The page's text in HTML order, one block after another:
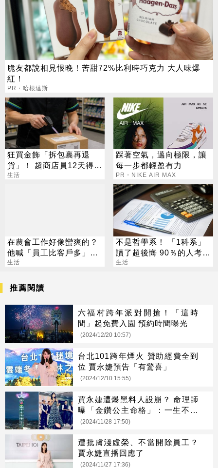
脆友都說相見恨晚！苦甜72%比利時巧克力 大人味爆
紅！
PR・哈根達斯
狂買金飾「拆包裹再退
貨」！ 超商店員12天得手
39萬 下場出爐
生活
踩著空氣，邁向極限，讓
每一步都輕盈有力
PR・NIKE AIR MAX
在農會工作好像蠻爽的？
他喊「員工比客戶多」內
行人曝真相
生活
不是哲學系！ 「1科系」
讀了超後悔 90％的人考不
上證照
生活
推薦閱讀
六福村跨年派對開搶！「這時
間」起免費入園 預約時間曝光
(2024/12/20 10:57)
台北101跨年煙火 贊助經費全到
位 賈永婕預告「有驚喜」
(2024/12/10 15:55)
賈永婕遭爆黑料人設崩？ 命理師
曝「金鑽公主命格」：一生不缺
錢
(2024/11/28 17:50)
遭批膚淺虛榮、不當開除員工？
賈永婕直播回應了
(2024/11/27 17:36)